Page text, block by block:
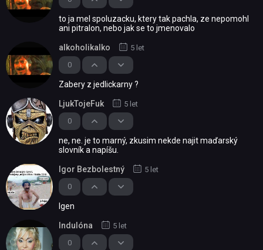
to ja mel spoluzacku, ktery tak pachla, ze nepomohl
ani pitralon, nebo jak se to jmenovalo
0
alkoholikalko 5 let
Zabery z jedlickarny ?
0
LjukTojeFuk 5 let
ne, ne. je to marný, zkusim nekde najit maďarský
slovník a napíšu.
0
Igor Bezbolestný 5 let
Igen
0
Indulóna 5 let